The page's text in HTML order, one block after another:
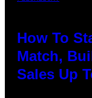
How To
Match,
Sales Up